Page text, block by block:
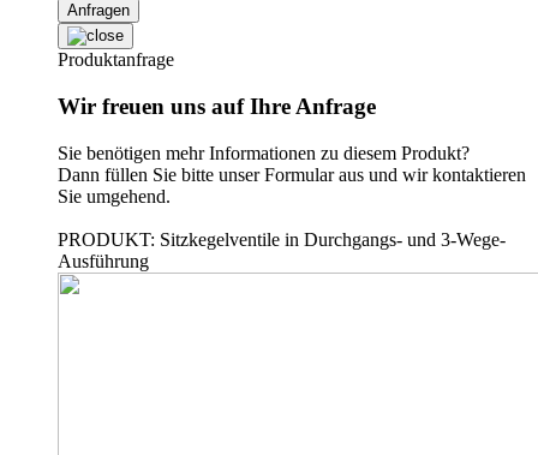
Anfragen
Produktanfrage
Wir freuen uns auf Ihre Anfrage
Sie benötigen mehr Informationen zu diesem Produkt?
Dann füllen Sie bitte unser Formular aus und wir kontaktieren
Sie umgehend.
PRODUKT: Sitzkegelventile in Durchgangs- und 3-Wege-
Ausführung